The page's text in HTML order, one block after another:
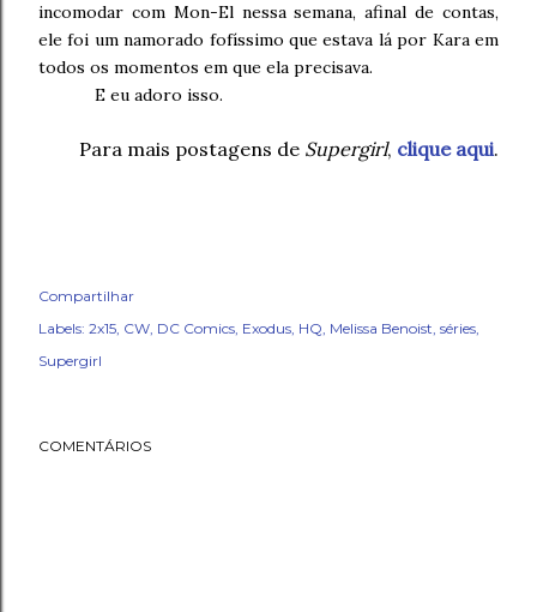
incomodar com Mon-El nessa semana, afinal de contas,
ele foi um namorado fofíssimo que estava lá por Kara em
todos os momentos em que ela precisava.
E eu adoro isso.
Para mais postagens de Supergirl, clique aqui.
Compartilhar
Labels: 2x15 CW DC Comics Exodus HQ Melissa Benoist séries
Supergirl
COMENTÁRIOS